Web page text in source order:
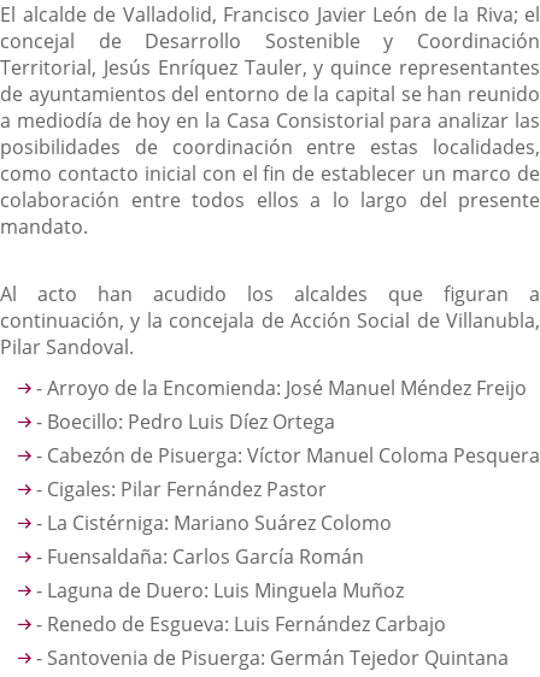
El alcalde de Valladolid, Francisco Javier León de la Riva; el
concejal de Desarrollo Sostenible y Coordinación
Territorial, Jesús Enríquez Tauler, y quince representantes
de ayuntamientos del entorno de la capital se han reunido
a mediodía de hoy en la Casa Consistorial para analizar las
posibilidades de coordinación entre estas localidades,
como contacto inicial con el fin de establecer un marco de
colaboración entre todos ellos a lo largo del presente
mandato.
Al acto han acudido los alcaldes que figuran a
continuación, y la concejala de Acción Social de Villanubla,
Pilar Sandoval.
- Arroyo de la Encomienda: José Manuel Méndez Freijo
- Boecillo: Pedro Luis Díez Ortega
- Cabezón de Pisuerga: Víctor Manuel Coloma Pesquera
- Cigales: Pilar Fernández Pastor
- La Cistérniga: Mariano Suárez Colomo
- Fuensaldaña: Carlos García Román
- Laguna de Duero: Luis Minguela Muñoz
- Renedo de Esgueva: Luis Fernández Carbajo
- Santovenia de Pisuerga: Germán Tejedor Quintana